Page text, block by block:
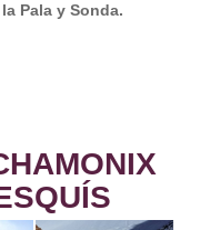
Pala y Sonda.